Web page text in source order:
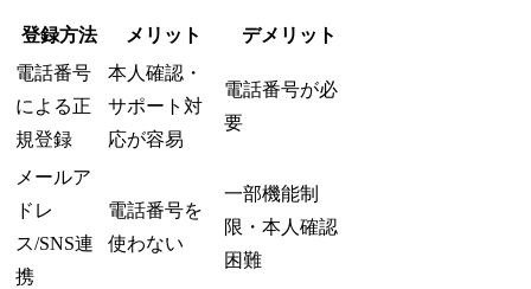
登録方法 メリット
デメリット
電話番号
による正
規登録
本人確認・
サポート対
応が容易
電話番号が必
要
メールア
ドレ
ス/SNS連
携
電話番号を
使わない
一部機能制
限・本人確認
困難